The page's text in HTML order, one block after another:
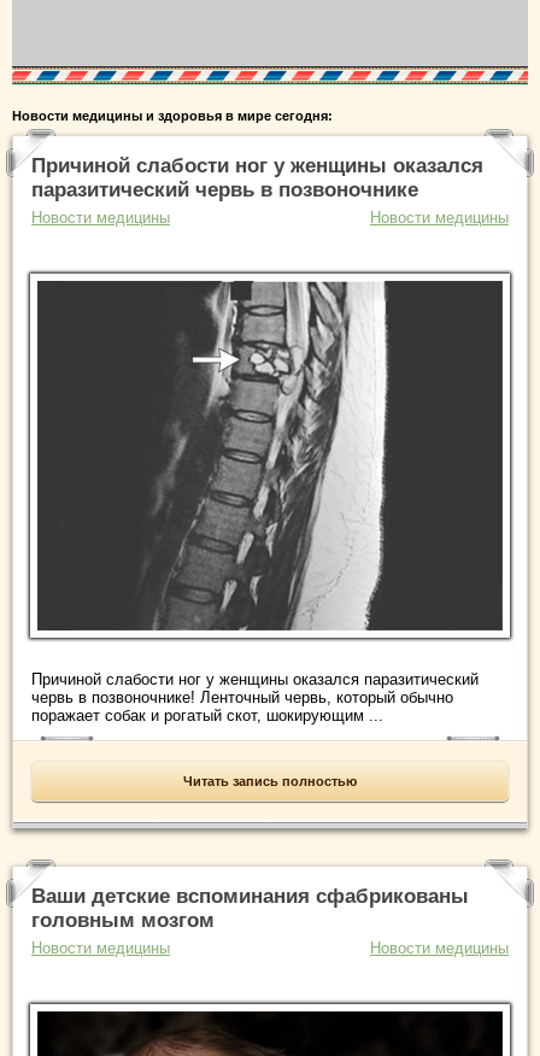
Новости медицины и здоровья в мире сегодня:
Причиной слабости ног у женщины оказался
паразитический червь в позвоночнике
Новости медицины Новости медицины
Причиной слабости ног у женщины оказался паразитический
червь в позвоночнике! Ленточный червь, который обычно
поражает собак и рогатый скот, шокирующим ...
Читать запись полностью
Ваши детские вспоминания сфабрикованы
головным мозгом
Новости медицины Новости медицины